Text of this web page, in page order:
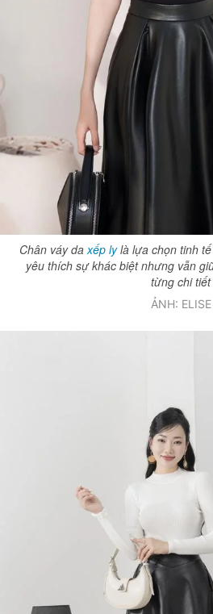
Theo dõi báo trên
0906 645 777
Liên
0908
Đặt báo Quảng cáo
Tổng biên tập: Nguyễn Ngọc Toàn
Phó tổng biên tập: Hải Thành
Ủy viên Ban biên tập - Tổng Thư ký tòa
Giấy phép xuất bản số 110/GP - BTTTT
© 2003-2026 Bản quyền thuộc về Báo
dưới mọi hình thức nếu không có sự
Phát triển bởi ePi Technologies, JSC.
Chân váy da xếp lylà lựa chọn tinh
yêu thích sự khác biệt nhưng vẫn
từng chi tiết
ẢNH: ELISE